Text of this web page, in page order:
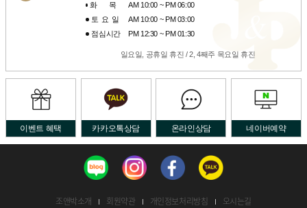
화목 AM 10:00 ~ PM 06:00
토요일
AM 10:00 ~ PM 03:00
점심시간
PM 12:30 ~ PM 01:30
일요일, 공휴일 휴진 / 2, 4째주 목요일 휴진
이벤트 혜택 카카오톡상담 온라인상담 네이버예약
조앤박소개 회원약관 개인정보처리방침 오시는길